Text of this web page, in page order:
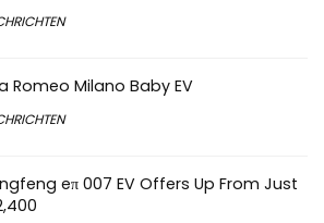
Romeo Milano Baby EV
eπ 007 EV Offers Up From Just